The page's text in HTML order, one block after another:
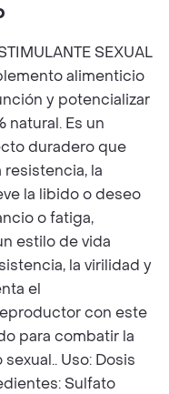
SEXUAL
alimenticio
y potencializar
natural. Es un
duradero que
resistencia, la
la libido o deseo
o fatiga,
estilo de vida
la virilidad y
el
con este
para combatir la
Uso: Dosis
Sulfato